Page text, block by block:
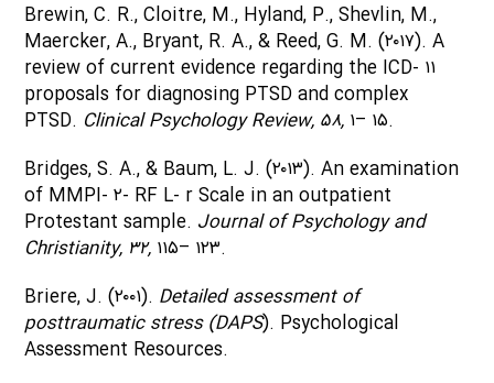
Brewin, C. R., Cloitre, M., Hyland, P., Shevlin, M.,
Maercker, A., Bryant, R. A., & Reed, G. M. (۲۰۱۷). A
review of current evidence regarding the ICD- ۱۱
proposals for diagnosing PTSD and complex
PTSD. Clinical Psychology Review, ۵۸, ۱– ۱۵.
Bridges, S. A., & Baum, L. J. (۲۰۱۳). An examination
of MMPI- ۲- RF L- r Scale in an outpatient
Protestant sample. Journal of Psychology and
Christianity, ۳۲, ۱۱۵– ۱۲۳.
Briere, J. (۲۰۰۱). Detailed assessment of
posttraumatic stress (DAPS). Psychological
Assessment Resources.